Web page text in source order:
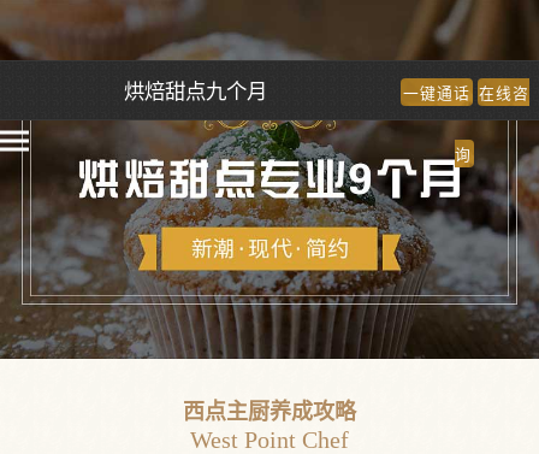
烘焙甜点九个月 一键通话 在线咨
询
西点主厨养成攻略
West Point Chef